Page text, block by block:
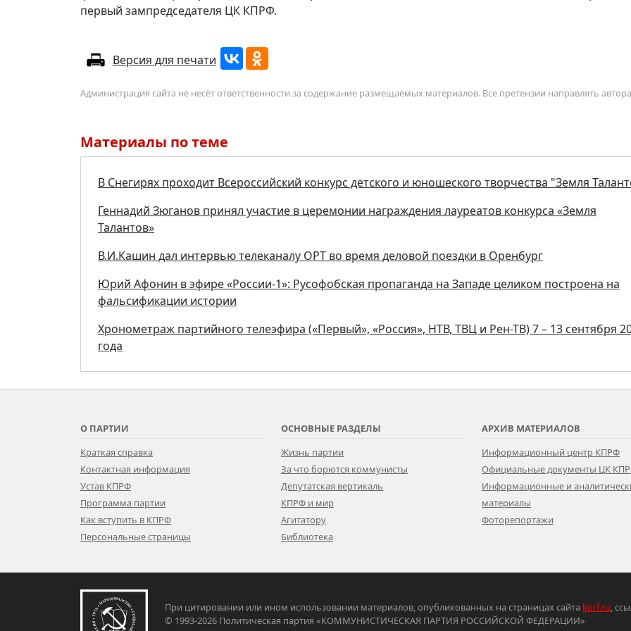
первый зампредседателя ЦК КПРФ.
Версия для печати
Администрация сайта не несёт ответственности за содержание размещаемых материалов. Все претензии направлять
Материалы по теме
В Снегирях проходит Всероссийский конкурс детского и юношеского творчества "Земля
Геннадий Зюганов принял участие в церемонии награждения лауреатов конкурса «Земля
Талантов»
В.И.Кашин дал интервью телеканалу ОРТ во время деловой поездки в Оренбург
Юрий Афонин в эфире «России-1»: Русофобская пропаганда на Западе целиком построена на
фальсификации истории
Хронометраж партийного телеэфира («Первый», «Россия», НТВ, ТВЦ и Рен-ТВ) 7 – 13 сентября
года
О ПАРТИИ
Краткая справка
Контактная информация
Устав КПРФ
Программа партии
Как вступить в КПРФ
Персональные страницы
ОСНОВНЫЕ РАЗДЕЛЫ
Жизнь партии
За что борются коммунисты
Депутатская вертикаль
КПРФ и мир
Агитатору
Библиотека
АРХИВ МАТЕРИАЛОВ
Информационный центр КПРФ
Официальные документы ЦК
Информационные и
материалы
Фоторепортажи
При цитировании или ином использовании материалов, опубликованных на страницах сайта kprf.ru,
© 1993-2026 Политическая партия «КОММУНИСТИЧЕСКАЯ ПАРТИЯ РОССИЙСКОЙ ФЕДЕРАЦИИ»